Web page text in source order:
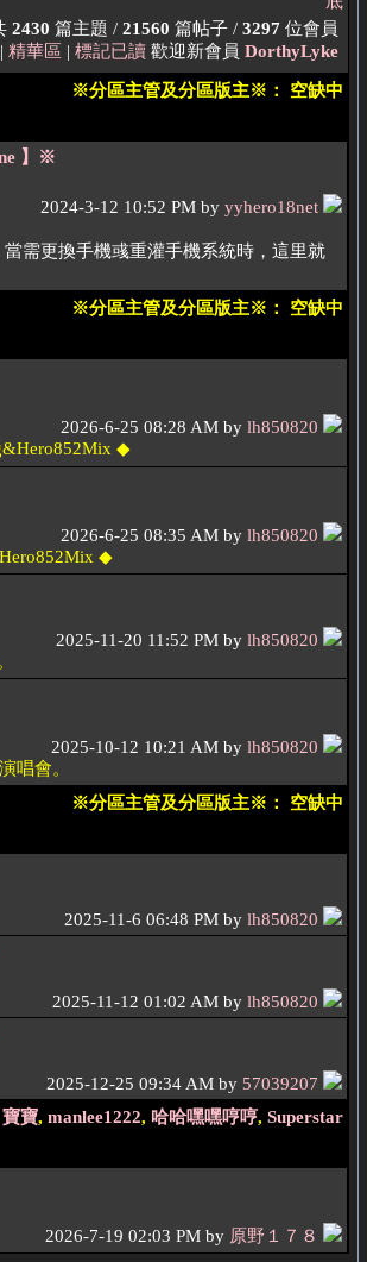
2430 篇主題 / 21560 篇帖子 / 3297 位會員
| 精華區 | 標記已讀 歡迎新會員 DorthyLyke
※分區主管及分區版主※： 空缺中
】※
2024-3-12 10:52 PM by yyhero18net
需更換手機彧重灌手機系統時，這里就
※分區主管及分區版主※： 空缺中
2026-6-25 08:28 AM by lh850820
◆
2026-6-25 08:35 AM by lh850820
◆
2025-11-20 11:52 PM by lh850820
2025-10-12 10:21 AM by lh850820
唱會。
※分區主管及分區版主※： 空缺中
2025-11-6 06:48 PM by lh850820
2025-11-12 01:02 AM by lh850820
2025-12-25 09:34 AM by 57039207
寶寶, manlee1222, 哈哈嘿嘿哼哼, Superstar
2026-7-19 02:03 PM by 原野１７８